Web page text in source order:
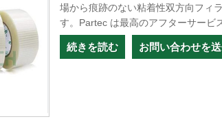
場から痕跡のない粘着性双方向フィ
す。Partec は最高のアフターサービ
続きを読む お問い合わせを